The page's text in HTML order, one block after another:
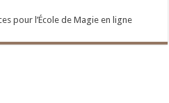
pour l’École de Magie en ligne